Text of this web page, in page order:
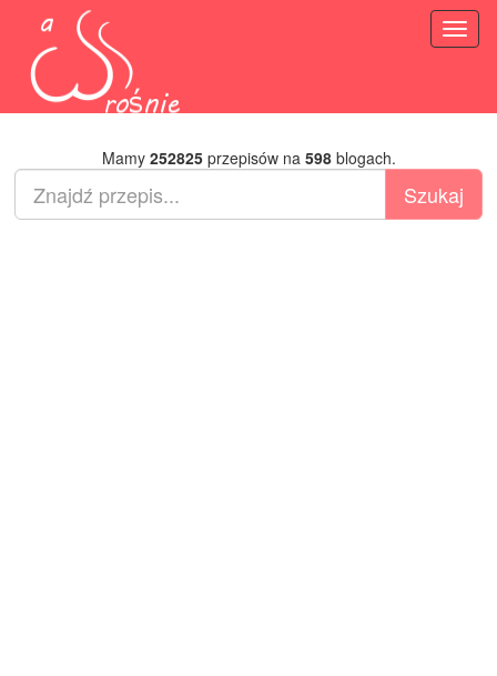
Mamy 252825przepisów na 598blogach.